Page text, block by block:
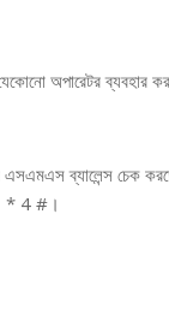
অপারেটর ব্যবহার
এসএমএস ব্যালেন্স চেক
* 4 #।